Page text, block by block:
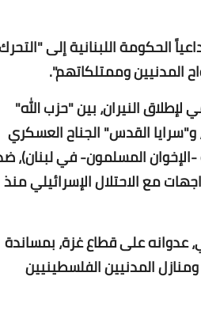
الحكومة اللبنانية إلى "التحرك
المدنيين وممتلكاتهم".
شبه يومي لإطلاق النيران، بين "حزب الله"
و"سرايا القدس" الجناح العسكري
الإخوان المسلمون- في لبنان)،
مع الاحتلال الإسرائيلي منذ
عدوانه على قطاع غزة، بمساندة
المدنيين الفلسطينيين
02 يوليو 2020
Www.albuss.net